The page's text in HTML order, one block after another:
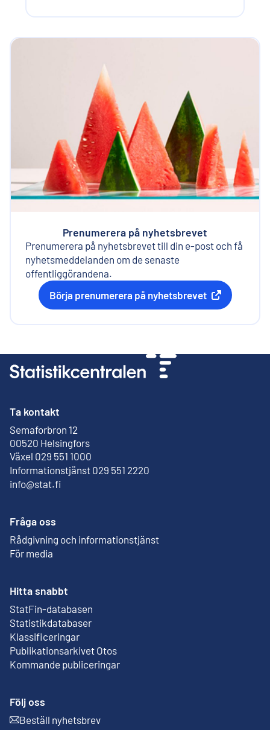
Prenumerera på nyhetsbrevet
Prenumerera på nyhetsbrevet till din e-post och få
nyhetsmeddelanden om de senaste
offentliggörandena.
Börja prenumerera på nyhetsbrevet
Extern länk
Ta kontakt
Semaforbron 12
00520 Helsingfors
Extern länk
Växel 029 551 1000
Informationstjänst 029 551 2220
info@stat.fi
Fråga oss
Rådgivning och informationstjänst
För media
Hitta snabbt
StatFin-databasen
Extern länk
Statistikdatabaser
Klassificeringar
Publikationsarkivet Otos
Extern länk
Kommande publiceringar
Följ oss
Beställ nyhetsbrev
Extern länk